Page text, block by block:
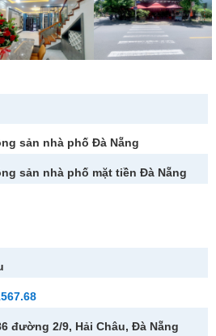
sản nhà phố Đà Nẵng
sản nhà phố mặt tiền Đà Nẵng
đường 2/9, Hải Châu, Đà Nẵng